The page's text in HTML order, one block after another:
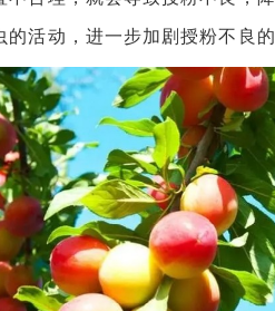
活动，进一步加剧授粉不良的